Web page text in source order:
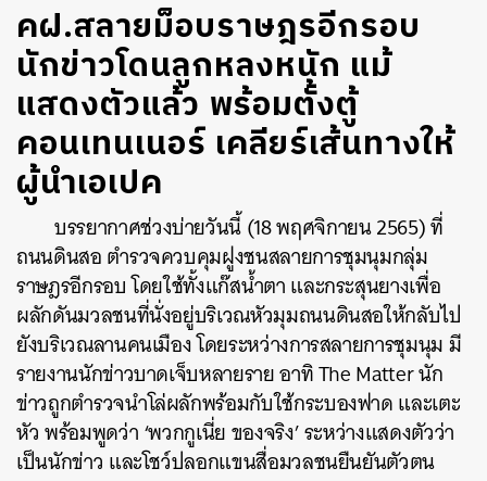
คฝ.สลายม็อบราษฎรอีกรอบ
นักข่าวโดนลูกหลงหนัก แม้
แสดงตัวแล้ว พร้อมตั้งตู้
คอนเทนเนอร์ เคลียร์เส้นทางให้
ผู้นำเอเปค
บรรยากาศช่วงบ่ายวันนี้ (18 พฤศจิกายน 2565) ที่
ถนนดินสอ ตำรวจควบคุมฝูงชนสลายการชุมนุมกลุ่ม
ราษฎรอีกรอบ โดยใช้ทั้งแก๊สน้ำตา และกระสุนยางเพื่อ
ผลักดันมวลชนที่นั่งอยู่บริเวณหัวมุมถนนดินสอให้กลับไป
ยังบริเวณลานคนเมือง โดยระหว่างการสลายการชุมนุม มี
รายงานนักข่าวบาดเจ็บหลายราย อาทิ The Matter นัก
ข่าวถูกตำรวจนำโล่ผลักพร้อมกับใช้กระบองฟาด และเตะ
หัว พร้อมพูดว่า ‘พวกกูเนี่ย ของจริง’ ระหว่างแสดงตัวว่า
เป็นนักข่าว และโชว์ปลอกแขนสื่อมวลชนยืนยันตัวตน